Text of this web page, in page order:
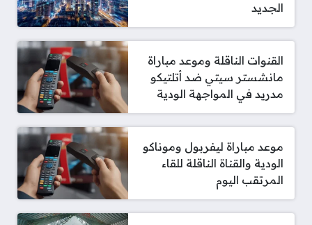
الجديد
القنوات الناقلة وموعد مباراة
مانشستر سيتي ضد أتلتيكو
مدريد في المواجهة الودية
موعد مباراة ليفربول وموناكو
الودية والقناة الناقلة للقاء
المرتقب اليوم